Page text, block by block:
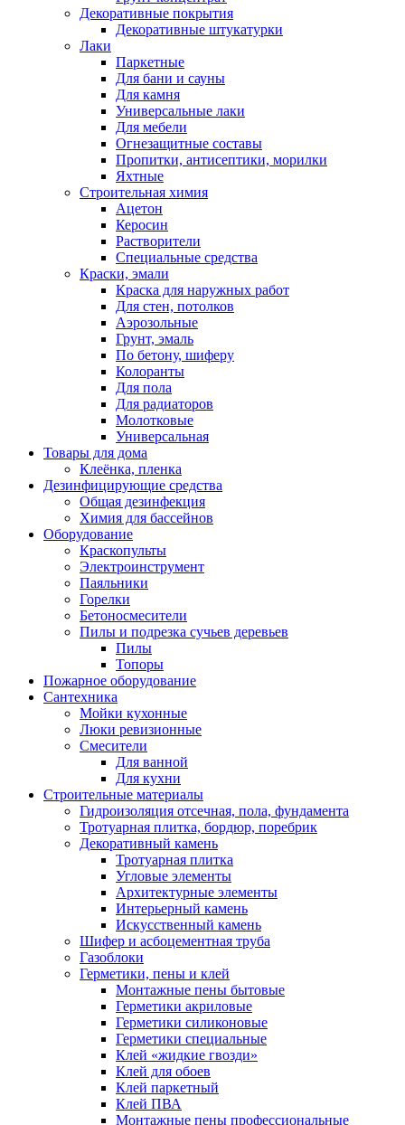
Декоративные покрытия
Декоративные штукатурки
Лаки
Паркетные
Для бани и сауны
Для камня
Универсальные лаки
Для мебели
Огнезащитные составы
Пропитки, антисептики, морилки
Яхтные
Строительная химия
Ацетон
Керосин
Растворители
Специальные средства
Краски, эмали
Краска для наружных работ
Для стен, потолков
Аэрозольные
Грунт, эмаль
По бетону, шиферу
Колоранты
Для пола
Для радиаторов
Молотковые
Универсальная
Товары для дома
Клеёнка, пленка
Дезинфицирующие средства
Общая дезинфекция
Химия для бассейнов
Оборудование
Краскопульты
Электроинструмент
Паяльники
Горелки
Бетоносмесители
Пилы и подрезка сучьев деревьев
Пилы
Топоры
Пожарное оборудование
Сантехника
Мойки кухонные
Люки ревизионные
Смесители
Для ванной
Для кухни
Строительные материалы
Гидроизоляция отсечная, пола, фундамента
Тротуарная плитка, бордюр, поребрик
Декоративный камень
Тротуарная плитка
Угловые элементы
Архитектурные элементы
Интерьерный камень
Искусственный камень
Шифер и асбоцементная труба
Газоблоки
Герметики, пены и клей
Монтажные пены бытовые
Герметики акриловые
Герметики силиконовые
Герметики специальные
Клей «жидкие гвозди»
Клей для обоев
Клей паркетный
Клей ПВА
Монтажные пены профессиональные